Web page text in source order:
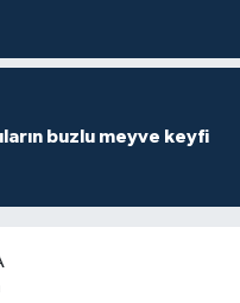
buzlu meyve keyfi